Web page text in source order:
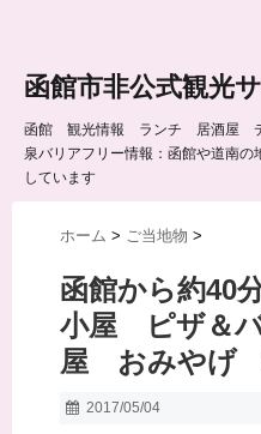
函館市非公式観光
函館 観光情報 ランチ 居酒屋
泉バリアフリー情報：函館や道南
しています
ホーム > ご当地物 >
函館から約
小屋 ピザ＆
屋 おみやげ
2017/05/04